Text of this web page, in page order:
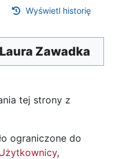
Wyświetl historię
Zawadka
tej strony z
ograniczone do
,